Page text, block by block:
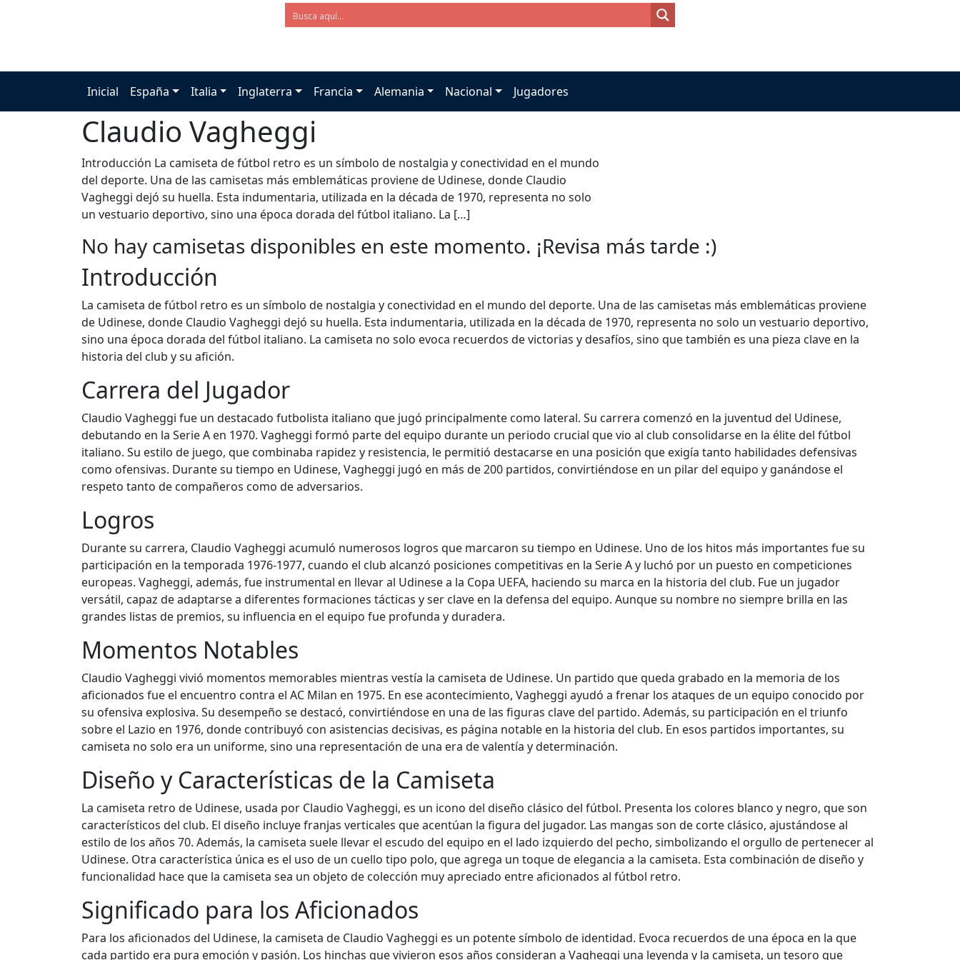
Inicial España Italia Inglaterra Francia Alemania Nacional Jugadores
Claudio Vagheggi
Introducción La camiseta de fútbol retro es un símbolo de nostalgia y conectividad en el mundo
del deporte. Una de las camisetas más emblemáticas proviene de Udinese, donde Claudio
Vagheggi dejó su huella. Esta indumentaria, utilizada en la década de 1970, representa no solo
un vestuario deportivo, sino una época dorada del fútbol italiano. La […]
No hay camisetas disponibles en este momento. ¡Revisa más tarde :)
Introducción
La camiseta de fútbol retro es un símbolo de nostalgia y conectividad en el mundo del deporte. Una de las camisetas más emblemáticas proviene
de Udinese, donde Claudio Vagheggi dejó su huella. Esta indumentaria, utilizada en la década de 1970, representa no solo un vestuario deportivo,
sino una época dorada del fútbol italiano. La camiseta no solo evoca recuerdos de victorias y desafíos, sino que también es una pieza clave en la
historia del club y su afición.
Carrera del Jugador
Claudio Vagheggi fue un destacado futbolista italiano que jugó principalmente como lateral. Su carrera comenzó en la juventud del Udinese,
debutando en la Serie A en 1970. Vagheggi formó parte del equipo durante un periodo crucial que vio al club consolidarse en la élite del fútbol
italiano. Su estilo de juego, que combinaba rapidez y resistencia, le permitió destacarse en una posición que exigía tanto habilidades defensivas
como ofensivas. Durante su tiempo en Udinese, Vagheggi jugó en más de 200 partidos, convirtiéndose en un pilar del equipo y ganándose el
respeto tanto de compañeros como de adversarios.
Logros
Durante su carrera, Claudio Vagheggi acumuló numerosos logros que marcaron su tiempo en Udinese. Uno de los hitos más importantes fue su
participación en la temporada 1976-1977, cuando el club alcanzó posiciones competitivas en la Serie A y luchó por un puesto en competiciones
europeas. Vagheggi, además, fue instrumental en llevar al Udinese a la Copa UEFA, haciendo su marca en la historia del club. Fue un jugador
versátil, capaz de adaptarse a diferentes formaciones tácticas y ser clave en la defensa del equipo. Aunque su nombre no siempre brilla en las
grandes listas de premios, su influencia en el equipo fue profunda y duradera.
Momentos Notables
Claudio Vagheggi vivió momentos memorables mientras vestía la camiseta de Udinese. Un partido que queda grabado en la memoria de los
aficionados fue el encuentro contra el AC Milan en 1975. En ese acontecimiento, Vagheggi ayudó a frenar los ataques de un equipo conocido por
su ofensiva explosiva. Su desempeño se destacó, convirtiéndose en una de las figuras clave del partido. Además, su participación en el triunfo
sobre el Lazio en 1976, donde contribuyó con asistencias decisivas, es página notable en la historia del club. En esos partidos importantes, su
camiseta no solo era un uniforme, sino una representación de una era de valentía y determinación.
Diseño y Características de la Camiseta
La camiseta retro de Udinese, usada por Claudio Vagheggi, es un icono del diseño clásico del fútbol. Presenta los colores blanco y negro, que son
característicos del club. El diseño incluye franjas verticales que acentúan la figura del jugador. Las mangas son de corte clásico, ajustándose al
estilo de los años 70. Además, la camiseta suele llevar el escudo del equipo en el lado izquierdo del pecho, simbolizando el orgullo de pertenecer al
Udinese. Otra característica única es el uso de un cuello tipo polo, que agrega un toque de elegancia a la camiseta. Esta combinación de diseño y
funcionalidad hace que la camiseta sea un objeto de colección muy apreciado entre aficionados al fútbol retro.
Significado para los Aficionados
Para los aficionados del Udinese, la camiseta de Claudio Vagheggi es un potente símbolo de identidad. Evoca recuerdos de una época en la que
cada partido era pura emoción y pasión. Los hinchas que vivieron esos años consideran a Vagheggi una leyenda y la camiseta, un tesoro que